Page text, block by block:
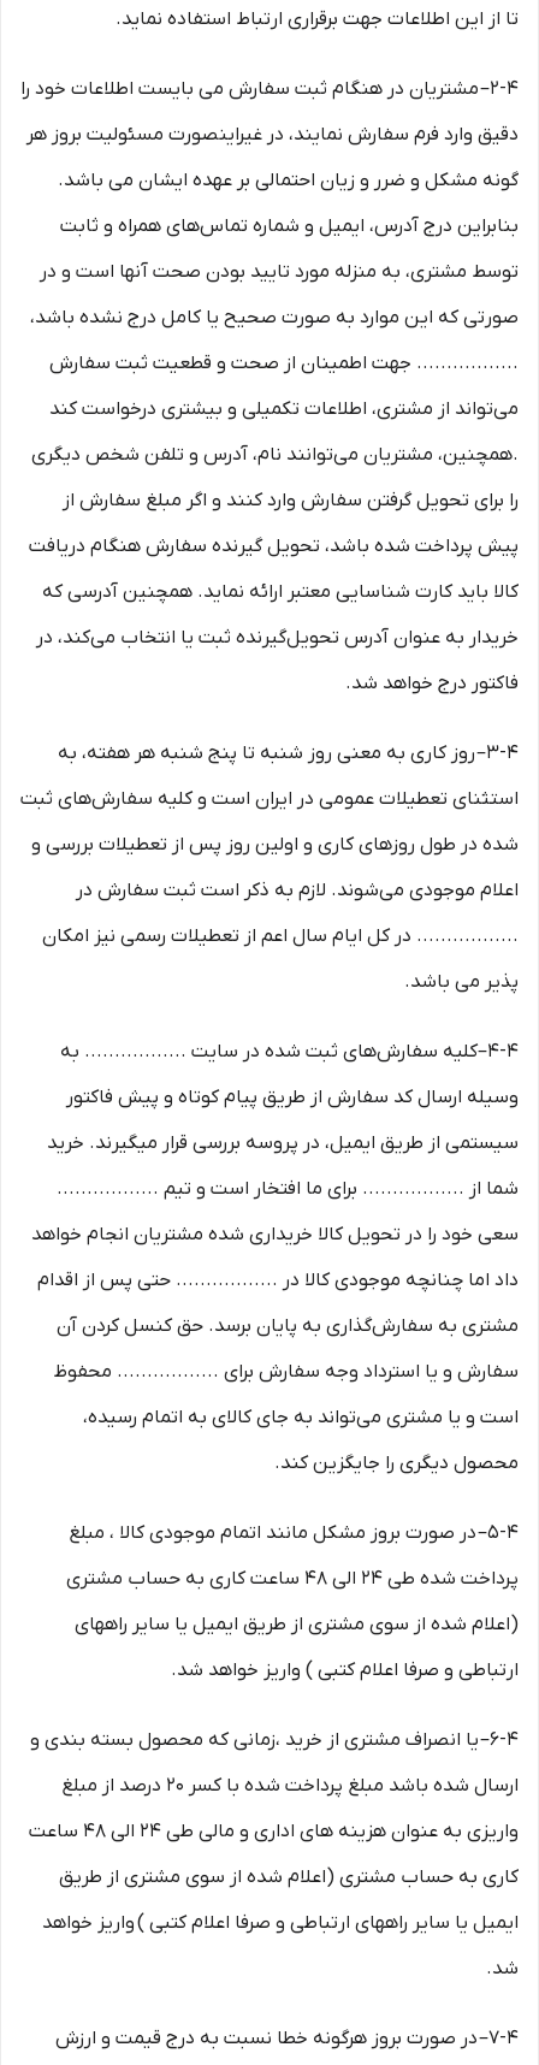
تا از این اطلاعات جهت برقراری ارتباط استفاده نماید.
2-۴– مشتریان در هنگام ثبت سفارش می بایست اطلاعات خود را
دقیق وارد فرم سفارش نمایند، در غیراینصورت مسئولیت بروز هر
گونه مشکل و ضرر و زیان احتمالی بر عهده ایشان می باشد.
بنابراین درج آدرس، ایمیل و شماره تماس‌های همراه و ثابت
توسط مشتری، به منزله مورد تایید بودن صحت آنها است و در
صورتی که این موارد به صورت صحیح یا کامل درج نشده باشد،
................. جهت اطمینان از صحت و قطعیت ثبت سفارش
می‌تواند از مشتری، اطلاعات تکمیلی و بیشتری درخواست کند
.همچنین، مشتریان می‌توانند نام، آدرس و تلفن شخص دیگری
را برای تحویل گرفتن سفارش وارد کنند و اگر مبلغ سفارش از
پیش پرداخت شده باشد، تحویل گیرنده سفارش هنگام دریافت
کالا باید کارت شناسایی معتبر ارائه نماید. همچنین آدرسی که
خریدار به عنوان آدرس تحویل‌گیرنده ثبت یا انتخاب می‌کند، در
فاکتور درج خواهد شد.
3-۴– روز کاری به معنی روز شنبه تا پنج شنبه هر هفته، به
استثنای تعطیلات عمومی در ایران است و کلیه سفارش‏‌های ثبت
شده در طول روزهای کاری و اولین روز پس از تعطیلات بررسی و
اعلام موجودی می‌‏شوند. لازم به ذکر است ثبت سفارش در
................. در کل ایام سال اعم از تعطیلات رسمی نیز امکان
پذیر می باشد.
4-۴–کلیه سفارش‌‏های ثبت شده در سایت ................. به
وسیله ارسال کد سفارش از طریق پیام کوتاه و پیش فاکتور
سیستمی از طریق ایمیل، در پروسه بررسی قرار میگیرند. خرید
شما از ................. برای ما افتخار است و تیم .................
سعی خود را در تحویل کالا خریداری شده مشتریان انجام خواهد
داد اما چنانچه موجودی کالا در ................. حتی پس از اقدام
مشتری به سفارش‌‏گذاری به پایان برسد. حق کنسل کردن آن
سفارش و یا استرداد وجه سفارش برای ................. محفوظ
است و یا مشتری می‏‌تواند به جای کالای به اتمام رسیده،
محصول دیگری را جایگزین کند.
5-۴– در صورت بروز مشکل مانند اتمام موجودی کالا ، مبلغ
پرداخت شده طی ۲۴ الی ۴۸ ساعت کاری به حساب مشتری
(اعلام شده از سوی مشتری از طریق ایمیل یا سایر راههای
ارتباطی و صرفا اعلام کتبی ) واریز خواهد شد.
6-۴– یا انصراف مشتری از خرید ،زمانی که محصول بسته بندی و
ارسال شده باشد مبلغ پرداخت شده با کسر ۲۰ درصد از مبلغ
واریزی به عنوان هزینه های اداری و مالی طی ۲۴ الی ۴۸ ساعت
کاری به حساب مشتری (اعلام شده از سوی مشتری از طریق
ایمیل یا سایر راههای ارتباطی و صرفا اعلام کتبی ) واریز خواهد
شد.
7-۴– در صورت بروز هرگونه خطا نسبت به درج قیمت و ارزش